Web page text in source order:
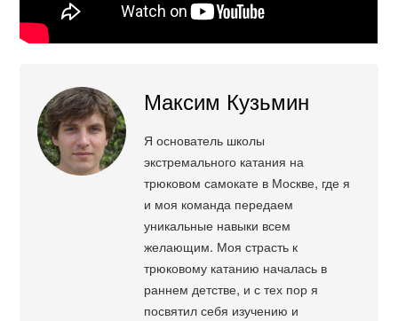
Максим Кузьмин
Я основатель школы
экстремального катания на
трюковом самокате в Москве, где я
и моя команда передаем
уникальные навыки всем
желающим. Моя страсть к
трюковому катанию началась в
раннем детстве, и с тех пор я
посвятил себя изучению и